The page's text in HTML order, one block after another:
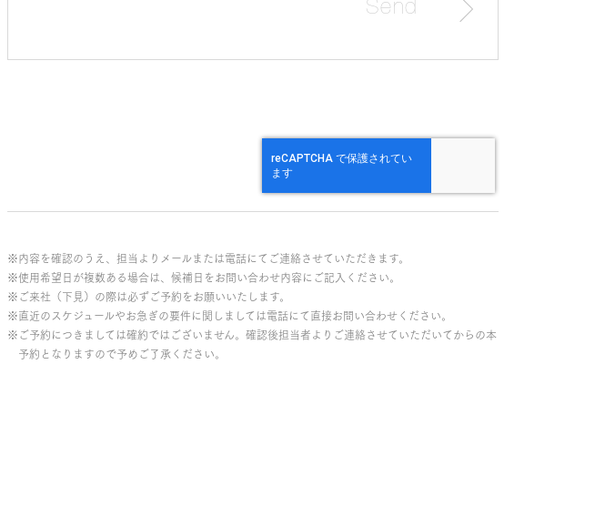
※内容を確認のうえ、担当よりメールまたは電話にてご連絡させていただきます。
※使用希望日が複数ある場合は、候補日をお問い合わせ内容にご記入ください。
※ご来社（下見）の際は必ずご予約をお願いいたします。
※直近のスケジュールやお急ぎの要件に関しましては電話にて直接お問い合わせください。
※ご予約につきましては確約ではございません。確認後担当者よりご連絡させていただいてからの本
予約となりますので予めご了承ください。